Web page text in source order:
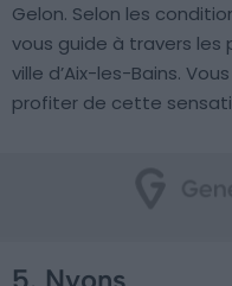
Gelon. Selon les
vous guide à travers les
ville d’Aix-les-Bains.
profiter de cette